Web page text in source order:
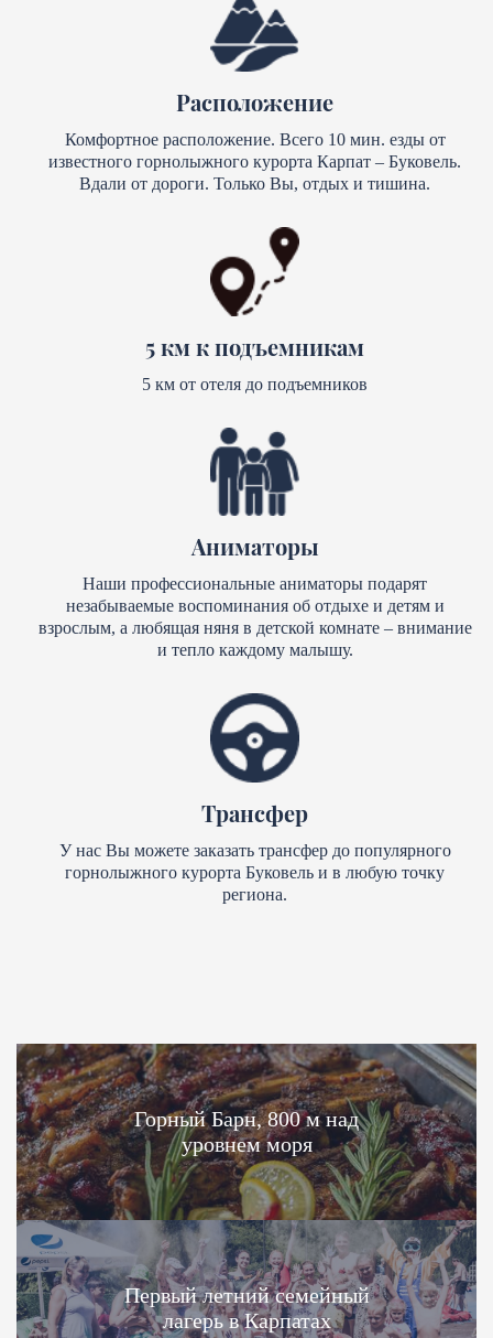
Расположение
Комфортное расположение. Всего 10 мин. езды от
известного горнолыжного курорта Карпат – Буковель.
Вдали от дороги. Только Вы, отдых и тишина.
5 км к подъемникам
5 км от отеля до подъемников
Аниматоры
Наши профессиональные аниматоры подарят
незабываемые воспоминания об отдыхе и детям и
взрослым, а любящая няня в детской комнате – внимание
и тепло каждому малышу.
Трансфер
У нас Вы можете заказать трансфер до популярного
горнолыжного курорта Буковель и в любую точку
региона.
Горный Барн, 800 м над
уровнем моря
Первый летний семейный
лагерь в Карпатах